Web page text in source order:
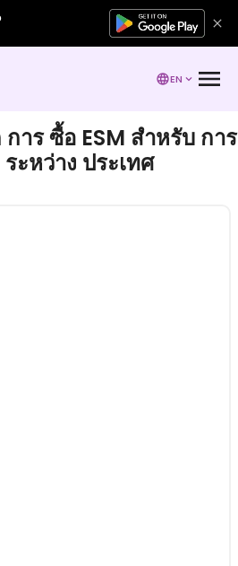
EN
าร ซื้อ ESM สําหรับ การ
ะหว่าง ประเทศ